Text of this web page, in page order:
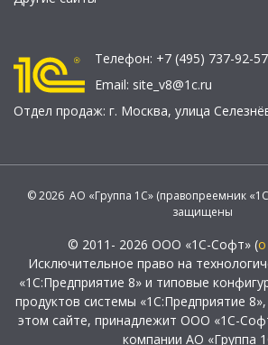
Телефон: +7 (495) 737-92-57
Email: site_v8@1c.ru
Отдел продаж: г. Москва, улица
© 2026 АО «Группа 1С» (правопреемник
защищены
© 2011- 2026 ООО «1С-Софт» (
Исключительное право на
«1С:Предприятие 8» и типовые
продуктов системы «1С:Предприятие
этом сайте, принадлежит ООО «1С-
компании АО «Группа